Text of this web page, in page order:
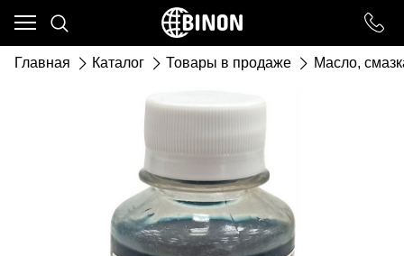
Главная Каталог Товары в продаже Масло,
Ваш город - ст. Каневская,
угадали?
ДА НЕТ